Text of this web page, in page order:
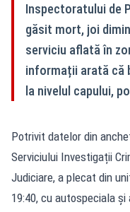
Inspectoratului de
găsit mort, joi
serviciu aflată în
informații arată că
la nivelul capului,
Potrivit datelor din
Serviciului Investigații
Judiciare, a plecat din
19:40, cu autospeciala